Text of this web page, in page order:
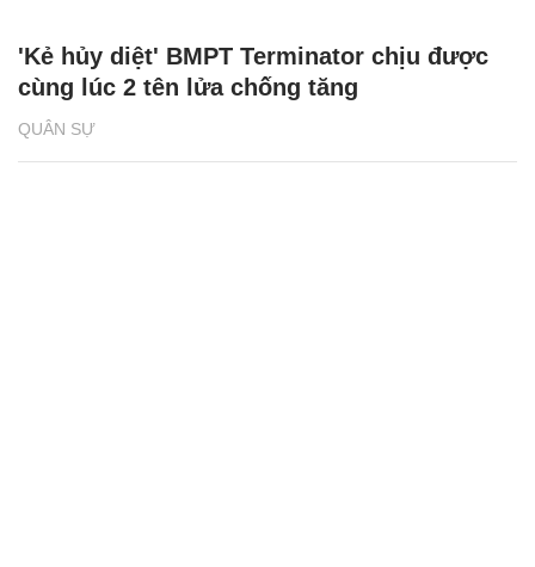
QUÂN SỰ
'Kẻ hủy diệt' BMPT Terminator chịu được
cùng lúc 2 tên lửa chống tăng